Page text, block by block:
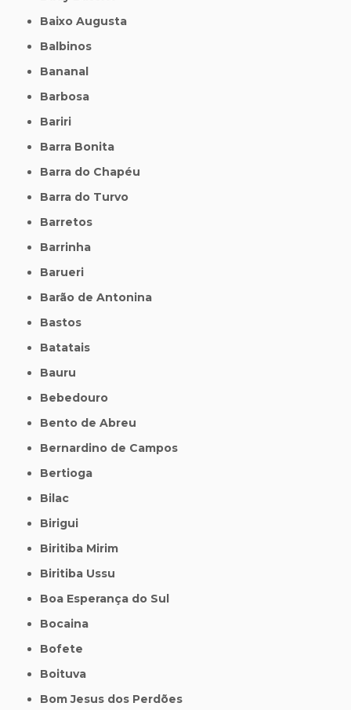
Baixo Augusta
Balbinos
Bananal
Barbosa
Bariri
Barra Bonita
Barra do Chapéu
Barra do Turvo
Barretos
Barrinha
Barueri
Barão de Antonina
Bastos
Batatais
Bauru
Bebedouro
Bento de Abreu
Bernardino de Campos
Bertioga
Bilac
Birigui
Biritiba Mirim
Biritiba Ussu
Boa Esperança do Sul
Bocaina
Bofete
Boituva
Bom Jesus dos Perdões